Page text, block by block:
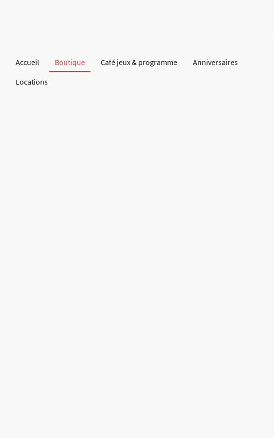
Accueil Boutique Café jeux & programme
Anniversaires
Locations